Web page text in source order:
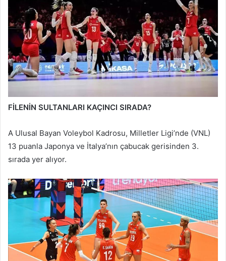
FİLENİN SULTANLARI KAÇINCI SIRADA?
A Ulusal Bayan Voleybol Kadrosu, Milletler Ligi’nde (VNL)
13 puanla Japonya ve İtalya’nın çabucak gerisinden 3.
sırada yer alıyor.